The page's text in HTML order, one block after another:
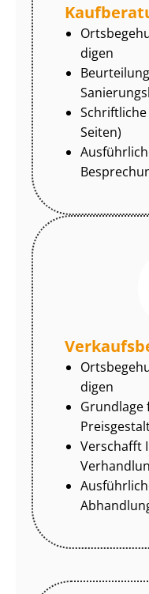
di­gen
Seiten)
di­gen
Verschafft